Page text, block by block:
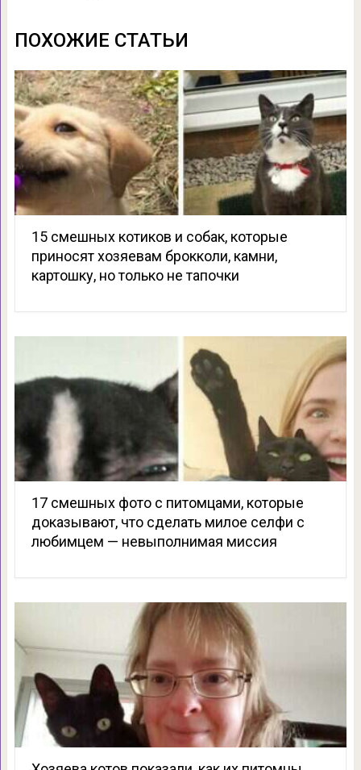
ПОХОЖИЕ СТАТЬИ
15 смешных котиков и собак, которые
приносят хозяевам брокколи, камни,
картошку, но только не тапочки
17 смешных фото с питомцами, которые
доказывают, что сделать милое селфи с
любимцем — невыполнимая миссия